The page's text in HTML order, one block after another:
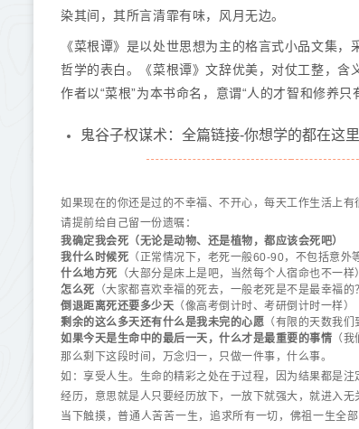
染其间，其所言清霏有味，风月无边。
《菜根谭》是以处世思想为主的格言式小品文集
哲学的表白。《菜根谭》文辞优美，对仗工整，含
作者以“菜根”为本书命名，意谓“人的才智和修养
鬼谷子权谋术：全篇链接-你想学的都在这
如果现在的你还是过的不幸福、不开心，每天工作生活上
请提前给自己留一份遗嘱：
我确定我会死（无论是动物、还是植物，都应该会死吧）
我什么时候死 （正常情况下，老死一般60-90，不包括意外
什么地方死 （大部分是床上是吧，当然每个人宿命也不一样）
怎么死 （大家都喜欢幸福的死去，一般老死是不是最幸福的
倒退距离死还要多少天 （像高考倒计时、考研倒计时一样）
剩余的这么多天还有什么是我未完的心愿 （有限的天数我们
如果今天是生命中的最后一天，什么才是最重要的事情 （
那么剩下这段时间，万念归一，只做一件事，什么事。
如：享受人生。生命的精彩之处在于过程，因为结果都是注
经历，意思就是人只要经历放下，一放下就强大，就进入无
当下触摸，普通人苦苦一生，追求所有一切，佛祖一生全